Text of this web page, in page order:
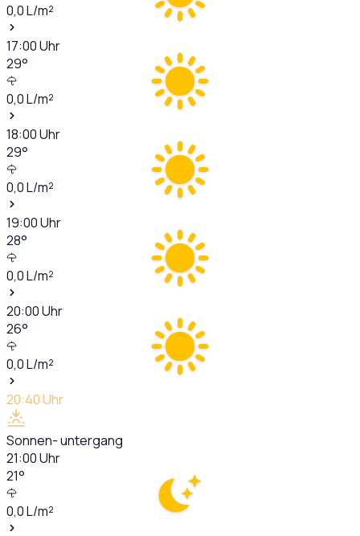
0,0L/m²
17:00Uhr
29°
0,0L/m²
18:00Uhr
29°
0,0L/m²
19:00Uhr
28°
0,0L/m²
20:00Uhr
26°
0,0L/m²
20:40Uhr
Sonnen- untergang
21:00Uhr
21°
0,0L/m²